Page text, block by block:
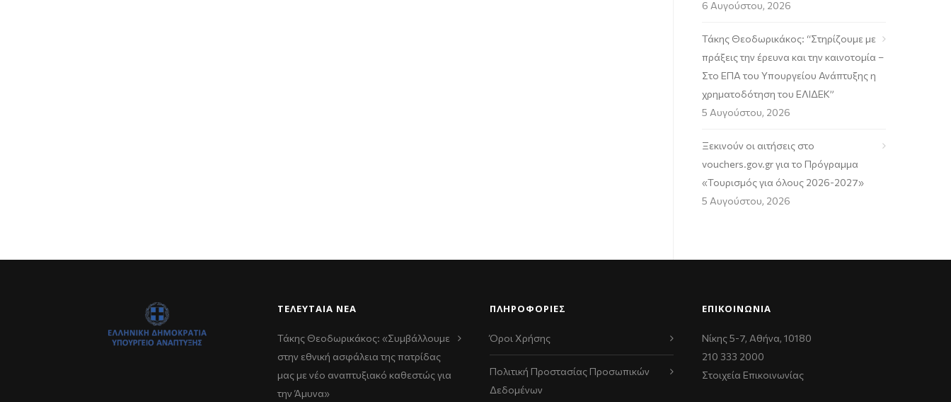
6 Αυγούστου, 2026
Τάκης Θεοδωρικάκος: “Στηρίζουμε με
πράξεις την έρευνα και την καινοτομία –
Στο ΕΠΑ του Υπουργείου Ανάπτυξης η
χρηματοδότηση του ΕΛΙΔΕΚ”
5 Αυγούστου, 2026
Ξεκινούν οι αιτήσεις στο
vouchers.gov.gr για το Πρόγραμμα
«Τουρισμός για όλους 2026-2027»
5 Αυγούστου, 2026
ΤΕΛΕΥΤΑΊΑ ΝΈΑ
Τάκης Θεοδωρικάκος: «Συμβάλλουμε
στην εθνική ασφάλεια της πατρίδας
μας με νέο αναπτυξιακό καθεστώς για
την Άμυνα»
ΠΛΗΡΟΦΟΡΙΕΣ
Όροι Χρήσης
Πολιτική Προστασίας Προσωπικών
Δεδομένων
ΕΠΙΚΟΙΝΩΝΊΑ
Νίκης 5-7, Αθήνα, 10180
210 333 2000
Στοιχεία Επικοινωνίας